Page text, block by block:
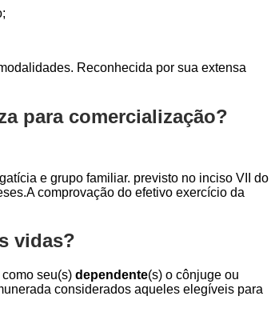
Reconhecida por sua extensa
para comercialização?
e grupo familiar. previsto no inciso VII do
comprovação do efetivo exercício da
vidas?
seu(s) dependente(s) o cônjuge ou
considerados aqueles elegíveis para